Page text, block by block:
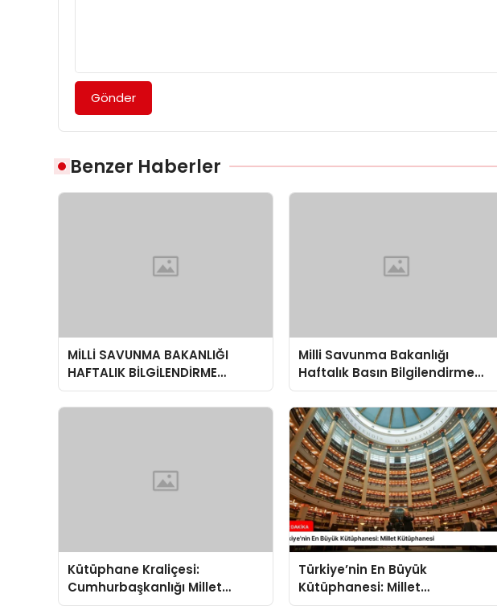
Gönder
Benzer Haberler
MİLLİ SAVUNMA BAKANLIĞI
HAFTALIK BİLGİLENDİRME
TOPLANTISI
Milli Savunma Bakanlığı
Haftalık Basın Bilgilendirme
Toplantısında
Değerlendirmeler
Kütüphane Kraliçesi:
Cumhurbaşkanlığı Millet
Kütüphanesi
Türkiye’nin En Büyük
Kütüphanesi: Millet
Kütüphanesi